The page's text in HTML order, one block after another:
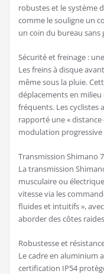
robustes et le système
comme le souligne un
un coin du bureau sans
Sécurité et freinage :
Les freins à disque
même sous la pluie.
déplacements en milieu
fréquents. Les
rapporté une « distance
modulation progressive
Transmission Shimano
La transmission
musculaire ou
vitesse via les
fluides et intuitifs »,
aborder des côtes
Robustesse et
Le cadre en aluminium
certification IP54